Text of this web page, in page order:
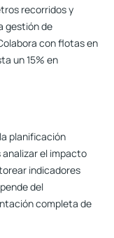
recorridos y
gestión de
con flotas en
un 15% en
planificación
el impacto
indicadores
del
completa de